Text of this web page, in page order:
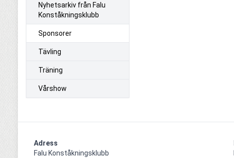
Nyhetsarkiv från Falu
Konståkningsklubb
Sponsorer
Tävling
Träning
Vårshow
Adress
Falu Konståkningsklubb